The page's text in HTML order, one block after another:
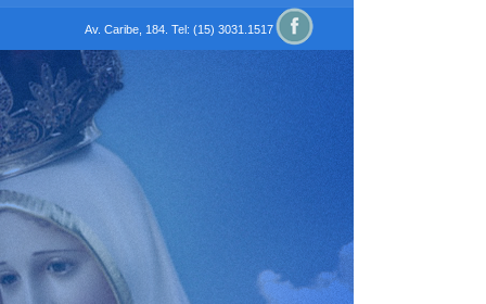
Av. Caribe, 184. Tel: (15) 3031.1517